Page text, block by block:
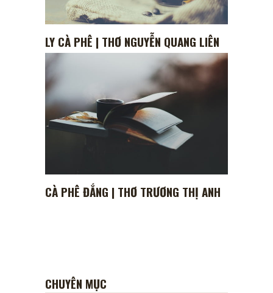
LY CÀ PHÊ | THƠ NGUYỄN QUANG LIÊN
CÀ PHÊ ĐẮNG | THƠ TRƯƠNG THỊ ANH
CHUYÊN MỤC